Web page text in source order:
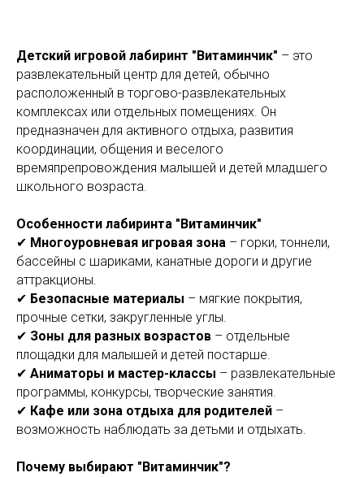
Детский игровой лабиринт "Витаминчик" – это
развлекательный центр для детей, обычно
расположенный в торгово-развлекательных
комплексах или отдельных помещениях. Он
предназначен для активного отдыха, развития
координации, общения и веселого
времяпрепровождения малышей и детей младшего
школьного возраста.
Особенности лабиринта "Витаминчик"
✔ Многоуровневая игровая зона – горки, тоннели,
бассейны с шариками, канатные дороги и другие
аттракционы.
✔ Безопасные материалы – мягкие покрытия,
прочные сетки, закругленные углы.
✔ Зоны для разных возрастов – отдельные
площадки для малышей и детей постарше.
✔ Аниматоры и мастер-классы – развлекательные
программы, конкурсы, творческие занятия.
✔ Кафе или зона отдыха для родителей –
возможность наблюдать за детьми и отдыхать.
Почему выбирают "Витаминчик"?